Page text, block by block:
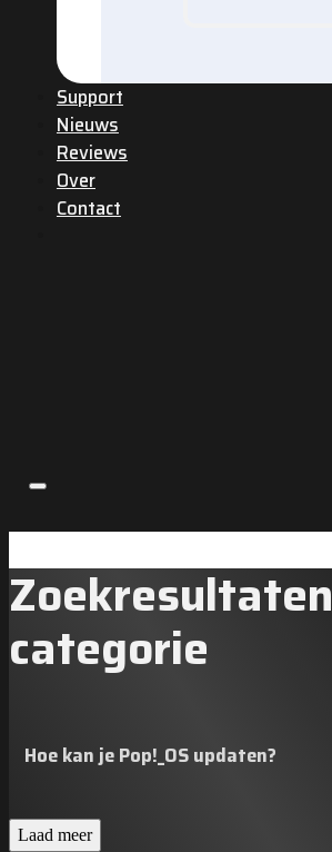
Support
Nieuws
Reviews
Over
Contact
Zoekresultaten
categorie
Hoe kan je Pop!_OS updaten?
Laad meer